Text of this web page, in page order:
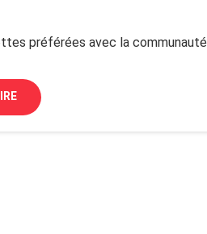
préférées avec la communauté